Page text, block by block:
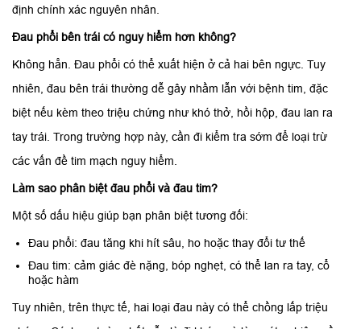
định chính xác nguyên nhân.
Đau phổi bên trái có nguy hiểm hơn không?
Không hẳn. Đau phổi có thể xuất hiện ở cả hai bên ngực. Tuy
nhiên, đau bên trái thường dễ gây nhầm lẫn với bệnh tim, đặc
biệt nếu kèm theo triệu chứng như khó thở, hồi hộp, đau lan ra
tay trái. Trong trường hợp này, cần đi kiểm tra sớm để loại trừ
các vấn đề tim mạch nguy hiểm.
Làm sao phân biệt đau phổi và đau tim?
Một số dấu hiệu giúp bạn phân biệt tương đối:
Đau phổi: đau tăng khi hít sâu, ho hoặc thay đổi tư thế
Đau tim: cảm giác đè nặng, bóp nghẹt, có thể lan ra tay, cổ
hoặc hàm
Tuy nhiên, trên thực tế, hai loại đau này có thể chồng lấp triệu